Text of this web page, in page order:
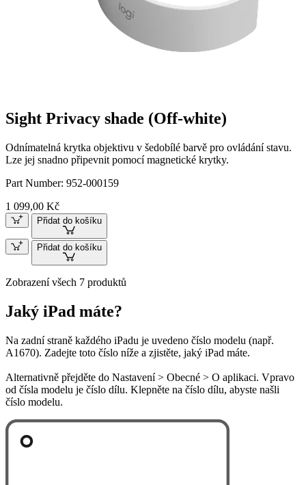
Sight Privacy shade (Off-white)
Odnímatelná krytka objektivu v šedobílé barvě pro ovládání stavu.
Lze jej snadno připevnit pomocí magnetické krytky.
Part Number: 952-000159
1 099,00 Kč
Přidat do košíku
Přidat do košíku
Zobrazení všech 7 produktů
Jaký iPad máte?
Na zadní straně každého iPadu je uvedeno číslo modelu (např.
A1670). Zadejte toto číslo níže a zjistěte, jaký iPad máte.
Alternativně přejděte do Nastavení > Obecné > O aplikaci. Vpravo
od čísla modelu je číslo dílu. Klepněte na číslo dílu, abyste našli
číslo modelu.